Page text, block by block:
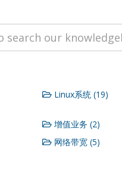
Linux系统 (19)
增值业务 (2)
网络带宽 (5)